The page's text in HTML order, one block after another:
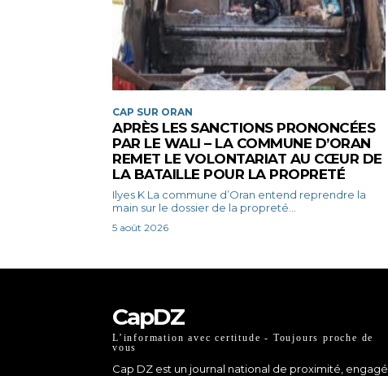
CAP SUR ORAN
APRÈS LES SANCTIONS PRONONCÉES
PAR LE WALI – LA COMMUNE D’ORAN
REMET LE VOLONTARIAT AU CŒUR DE
LA BATAILLE POUR LA PROPRETÉ
Ilyes K La commune d’Oran entend reprendre la
main sur le dossier de la propreté...
5 août 2026
CapDZ
L’information avec certitude - Toujours proche de
vous
Cap DZ est un journal national de proximité, engagé